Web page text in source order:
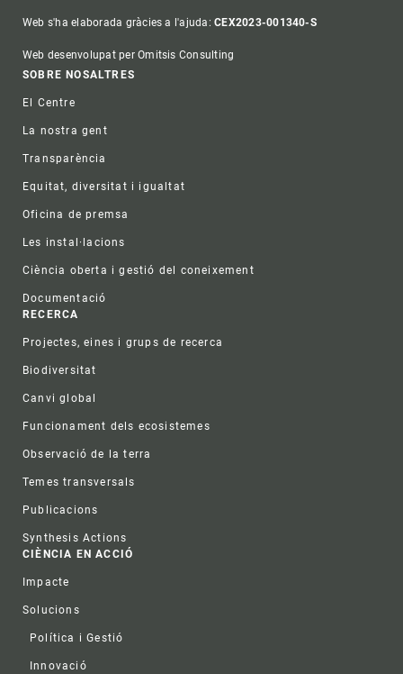
Web s'ha elaborada gràcies a l'ajuda:CEX2023-001340-S
Web desenvolupat per Omitsis Consulting
Footer
SOBRE NOSALTRES
El Centre
La nostra gent
Transparència
Equitat, diversitat i igualtat
Oficina de premsa
Les instal·lacions
Ciència oberta i gestió del coneixement
Documentació
RECERCA
Projectes, eines i grups de recerca
Biodiversitat
Canvi global
Funcionament dels ecosistemes
Observació de la terra
Temes transversals
Publicacions
Synthesis Actions
CIÈNCIA EN ACCIÓ
Impacte
Solucions
Política i Gestió
Innovació